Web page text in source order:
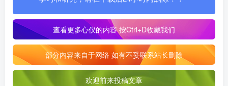
查看更多心仪的内容按Ctrl+D收藏我们
部分内容来自于网络 如有不妥联系站长删除
欢迎前来投稿文章